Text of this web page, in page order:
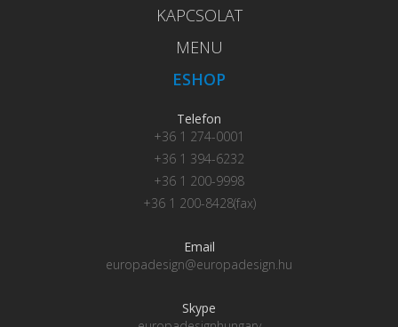
KAPCSOLAT
MENU
ESHOP
Telefon
+36 1 274-0001
+36 1 394-6232
+36 1 200-9998
+36 1 200-8428(fax)
Email
europadesign@europadesign.hu
Skype